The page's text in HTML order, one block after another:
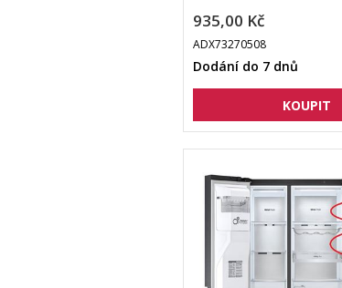
935,00 Kč
ADX73270508
Dodání do 7 dnů